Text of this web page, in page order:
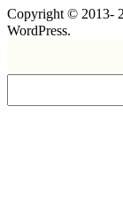
Copyright © 2013-
WordPress.